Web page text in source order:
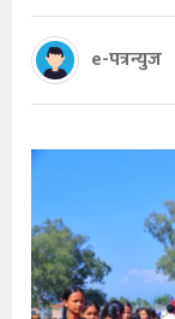
e-पत्रन्युज